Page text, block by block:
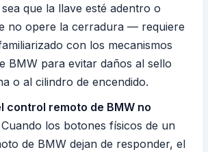
que la llave esté adentro o
no opere la cerradura — requiere
con los mecanismos
BMW para evitar daños al sello
o al cilindro de encendido.
control remoto de BMW no
Cuando los botones físicos de un
de BMW dejan de responder, el